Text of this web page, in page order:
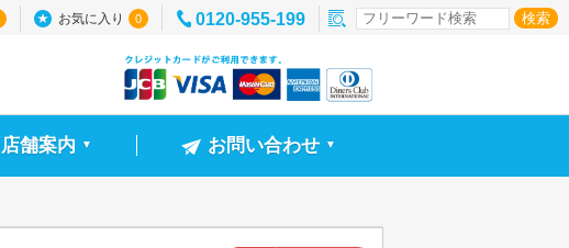
お気に入り 0 0120-955-199
店舗案内 ▼ お問い合わせ ▼